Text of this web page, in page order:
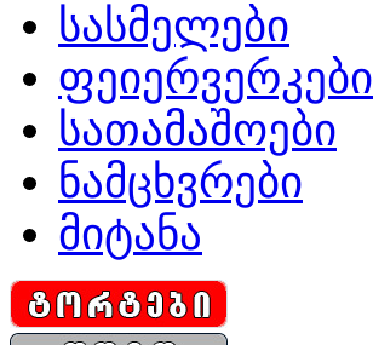
სასმელები
ფეიერვერკები
სათამაშოები
ნამცხვრები
მიტანა